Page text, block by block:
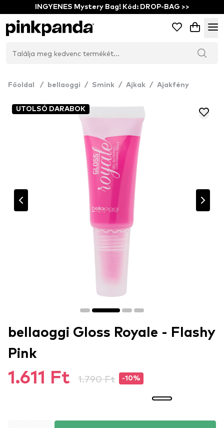
INGYENES Mystery Bag! Kód: DROP-BAG >>
Főoldal / bellaoggi / Smink / Ajkak / Ajakfény
UTOLSÓ DARABOK
bellaoggi Gloss Royale - Flashy
Pink
1.611 Ft 1.790 Ft -10%